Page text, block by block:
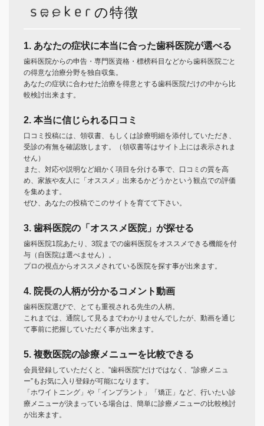
の特徴
1. あなたの症状に本当に合った歯科医院が選べる
歯科医院からの申告・専門医資格・標榜科目などから歯科医院ごと
の得意な治療分野を独自収集。
あなたの症状に合わせた治療を得意とする歯科医院だけの中から比
較検討出来ます。
2. 本当に信じられる口コミ
口コミ投稿には、領収書、もしくは診療明細を添付していただき、
受診の有無を確認致します。（領収書等はサイト上には表示されま
せん）
また、対応や説明など細かく項目を分ける事で、口コミの質を高
め、家族や友人に「オススメ」出来るかどうかという観点での評価
を集めます。
ぜひ、あなたの投稿でこのサイトを育てて下さい。
3. 歯科医院の「オススメ医院」が探せる
歯科医院1院あたり、3院までの歯科医院をオススメできる機能を付
与（自医院は選べません）。
プロの視点からオススメされている医院を探す事が出来ます。
4. 院長の人柄が分かるコメント動画
歯科医院選びで、とても重視される先生の人柄。
これまでは、通院して見るまでわかりませんでしたが、動画を通じ
て事前に把握していただく事が出来ます。
5. 複数医院の診療メニューを比較できる
会員登録していただくと、”歯科医院”だけではなく、”診療メニュ
ー”もお気に入り登録が可能になります。
「ホワイトニング」や「インプラント」「矯正」など、行いたい診
療メニューが決まっている場合は、簡単に診療メニューの比較検討
が出来ます。